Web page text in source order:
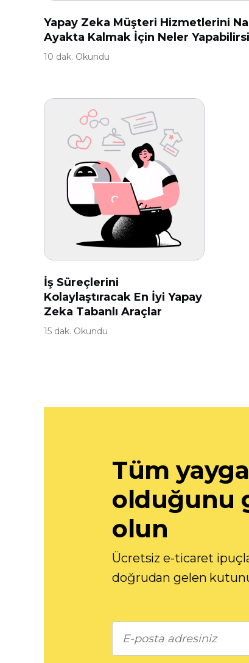
Yapay Zeka Müşteri Hizmetlerini
Ayakta Kalmak İçin Neler
10 dak. Okundu
İş Süreçlerini
Kolaylaştıracak En İyi Yapay
Zeka Tabanlı Araçlar
15 dak. Okundu
Tüm
olduğunu
olun
Ücretsiz e-ticaret
doğrudan gelen